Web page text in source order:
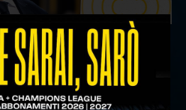
dopo Gara 4 delle